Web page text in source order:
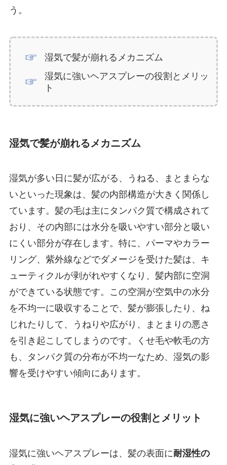
う。
湿気で髪が崩れるメカニズム
湿気に強いヘアスプレーの役割とメリッ
ト
湿気で髪が崩れるメカニズム
湿気が多い日に髪が広がる、うねる、まとまらな
いといった現象は、髪の内部構造が大きく関係し
ています。髪の毛は主にタンパク質で構成されて
おり、その内部には水分を吸いやすい部分と吸い
にくい部分が存在します。特に、パーマやカラー
リング、紫外線などでダメージを受けた髪は、キ
ューティクルが剥がれやすくなり、髪内部に空洞
ができている状態です。この空洞が空気中の水分
を不均一に吸収することで、髪が膨張したり、ね
じれたりして、うねりや広がり、まとまりの悪さ
を引き起こしてしまうのです。くせ毛や軟毛の方
も、タンパク質の分布が不均一なため、湿気の影
響を受けやすい傾向にあります。
湿気に強いヘアスプレーの役割とメリット
湿気に強いヘアスプレーは、髪の表面に耐湿性の